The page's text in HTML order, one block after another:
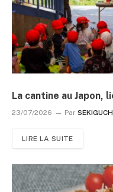
La cantine au Japon,
23/07/2026 Par
LIRE LA SUITE